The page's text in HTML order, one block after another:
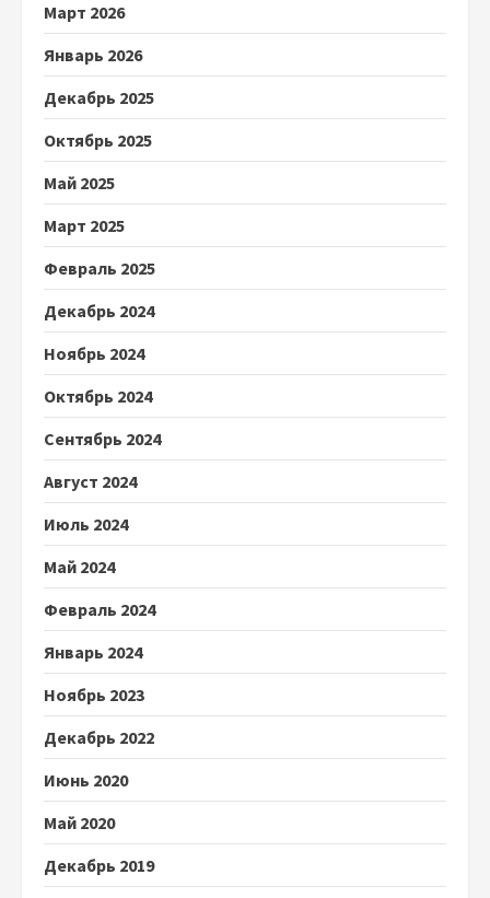
Март 2026
Январь 2026
Декабрь 2025
Октябрь 2025
Май 2025
Март 2025
Февраль 2025
Декабрь 2024
Ноябрь 2024
Октябрь 2024
Сентябрь 2024
Август 2024
Июль 2024
Май 2024
Февраль 2024
Январь 2024
Ноябрь 2023
Декабрь 2022
Июнь 2020
Май 2020
Декабрь 2019